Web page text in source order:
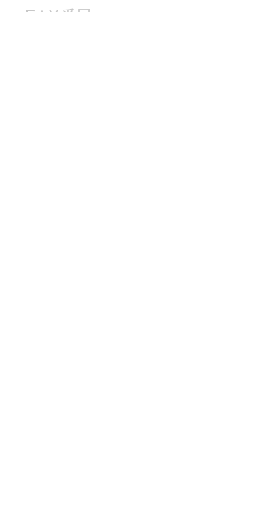
FAX番号